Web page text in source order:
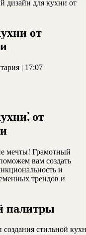
дизайн для кухни от
от
| 17:07
от
мечты! Грамотный
вам создать
и
трендов и
палитры
стильной